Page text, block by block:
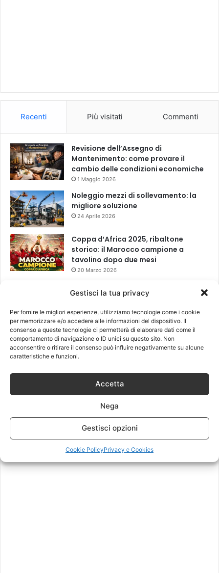
Gestisci la tua privacy
Per fornire le migliori esperienze, utilizziamo tecnologie come i cookie
per memorizzare e/o accedere alle informazioni del dispositivo. Il
consenso a queste tecnologie ci permetterà di elaborare dati come il
comportamento di navigazione o ID unici su questo sito. Non
acconsentire o ritirare il consenso può influire negativamente su alcune
caratteristiche e funzioni.
Accetta
Nega
Gestisci opzioni
Cookie PolicyPrivacy e Cookies
Recenti Più visitati Commenti
Revisione dell’Assegno di
Mantenimento: come provare il
cambio delle condizioni economiche
1 Maggio 2026
Noleggio mezzi di sollevamento: la
migliore soluzione
24 Aprile 2026
Coppa d’Africa 2025, ribaltone
storico: il Marocco campione a
tavolino dopo due mesi
20 Marzo 2026
Leggi anche